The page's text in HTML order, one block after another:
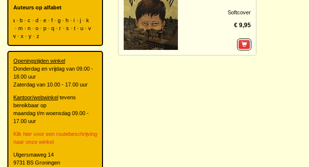
Softcover
€ 9,95
Auteurs op alfabet
a b c d e f g h i j
k
m n o p q r s t u
v
w
x y z
Openingstijden winkel
Donderdag en vrijdag van 09.00 -
18.00 uur
Zaterdag van 10.00 - 17.00 uur
Kantoor/webwinkel tevens
bereikbaar op
maandag t/m woensdag 09.00 -
17.00 uur
Klik hier voor een routebeschrijving
naar onze winkel
Ulgersmaweg 14
9731 BS Groningen